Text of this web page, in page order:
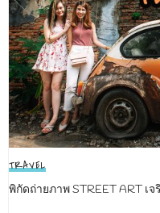
TRAVEL
พิกัดถ่ายภาพ STREET ART เ